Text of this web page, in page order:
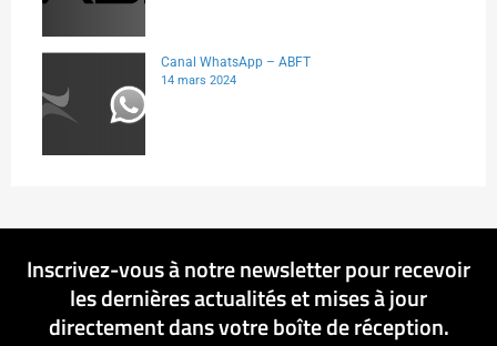
Canal WhatsApp – ABFT
14 mars 2024
Inscrivez-vous à notre newsletter pour recevoir
les dernières actualités et mises à jour
directement dans votre boîte de réception.